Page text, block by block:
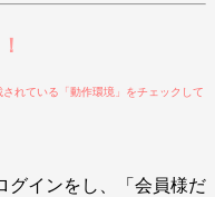
れている「動作環境」をチェックして
グインをし、「会員様だ